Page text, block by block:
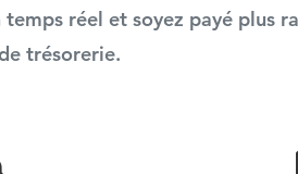
temps réel et soyez payé plus
trésorerie.